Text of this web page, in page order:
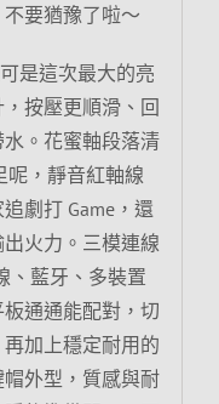
要猶豫了啦～
是這次最大的亮
按壓更順滑、回
。花蜜軸段落清
呢，靜音紅軸線
劇打 Game，還
火力。三模連線
、藍牙、多裝置
通通能配對，切
加上穩定耐用的
外型，質感與耐